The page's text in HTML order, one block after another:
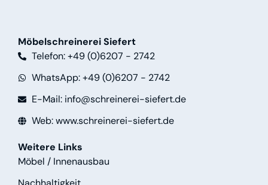
Möbelschreinerei Siefert
Telefon: +49 (0)6207 - 2742
WhatsApp: +49 (0)6207 - 2742
E-Mail: info@schreinerei-siefert.de
Web: www.schreinerei-siefert.de
Weitere Links
Möbel / Innenausbau